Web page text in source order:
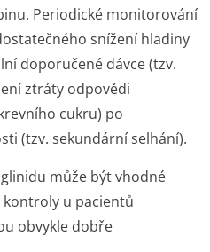
Periodické monitorování
snížení hladiny
doporučené dávce (tzv.
ztráty odpovědi
cukru) po
(tzv. sekundární selhání).
může být vhodné
u pacientů
obvykle dobře